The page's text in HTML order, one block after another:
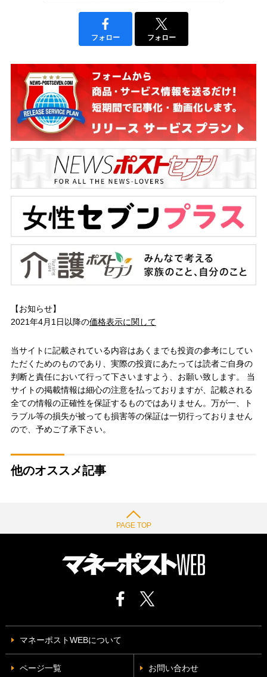
フォロー フォロー
【お知らせ】
2021年4月1日以降の価格表示に関して
当サイトに記載されている内容はあくまでも投資の参考にしてい
ただくためのものであり、実際の投資にあたっては読者ご自身の
判断と責任において行って下さいますよう、お願い致します。 当
サイトの掲載情報は細心の注意を払っておりますが、記載される
全ての情報の正確性を保証するものではありません。万が一、ト
ラブル等の損失が被っても損害等の保証は一切行っておりません
ので、予めご了承下さい。
他のオススメ記事
PAGE TOP
マネーポストWEBについて
ページ一覧 お問い合わせ